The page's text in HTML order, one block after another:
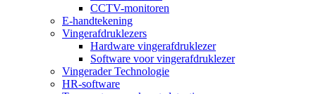
CCTV-monitoren
E-handtekening
Vingerafdruklezers
Hardware vingerafdruklezer
Software voor vingerafdruklezer
Vingerader Technologie
HR-software